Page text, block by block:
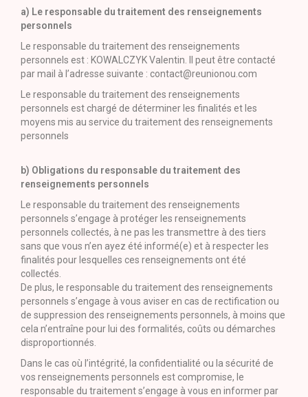
a) Le responsable du traitement des renseignements
personnels
Le responsable du traitement des renseignements
personnels est : KOWALCZYK Valentin. Il peut être contacté
par mail à l’adresse suivante : contact@reunionou.com
Le responsable du traitement des renseignements
personnels est chargé de déterminer les finalités et les
moyens mis au service du traitement des renseignements
personnels
b) Obligations du responsable du traitement des
renseignements personnels
Le responsable du traitement des renseignements
personnels s’engage à protéger les renseignements
personnels collectés, à ne pas les transmettre à des tiers
sans que vous n’en ayez été informé(e) et à respecter les
finalités pour lesquelles ces renseignements ont été
collectés.
De plus, le responsable du traitement des renseignements
personnels s’engage à vous aviser en cas de rectification ou
de suppression des renseignements personnels, à moins que
cela n’entraîne pour lui des formalités, coûts ou démarches
disproportionnés.
Dans le cas où l’intégrité, la confidentialité ou la sécurité de
vos renseignements personnels est compromise, le
responsable du traitement s’engage à vous en informer par